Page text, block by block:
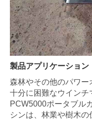
製品アプリケーション
森林やその他のパワー
十分に困難なウイン
PCW5000ポータブル
シンは、林業や樹木